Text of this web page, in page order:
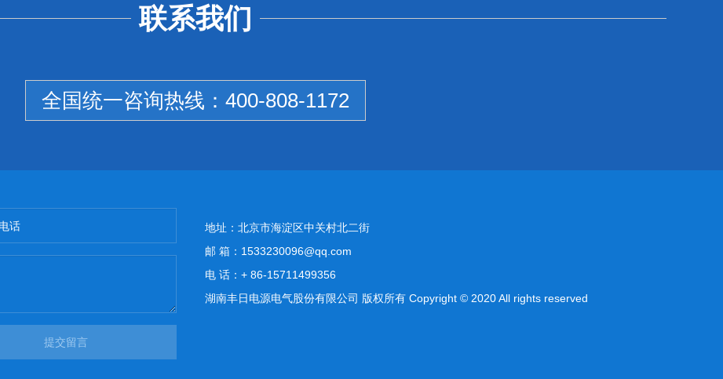
联系我们
全国统一咨询热线： 400-808-1172
提交留言
地址：北京市海淀区中关村北二街
邮 箱：1533230096@qq.com
电 话：+ 86-15711499356
湖南丰日电源电气股份有限公司 版权所有 Copyright © 2020 All rights reserved